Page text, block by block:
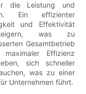
die Leistung und
Ein effizienter
und Effektivität
was zu
Gesamtbetrieb
Effizienz
sich schneller
was zu einer
Unternehmen führt.